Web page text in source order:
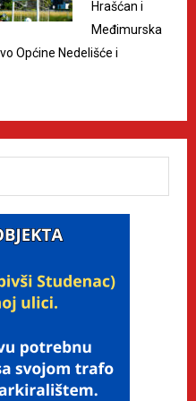
Hrašćan i
Međimurska
Općine Nedelišće i